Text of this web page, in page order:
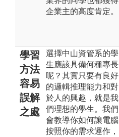
企業主的高度肯定。
學習
方法
容易
誤解
之處
選擇中山資管系的學
生應該具備何種專長
呢？其實只要有良好
的邏輯推理能力和對
於人的興趣，就是我
們理想的學生。我們
會教導你如何讓電腦
按照你的需求運作，